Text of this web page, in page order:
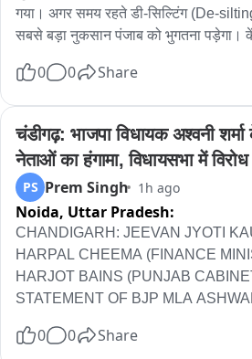
गया। अगर समय रहते डी-सिल्टिंग (De-
सबसे बड़ा नुकसान पंजाब को भुगतना पड़ेगा।
इस तरफ ठोस कदम उठाने चाहिए।
0 0 Share
चंडीगढ़: भाजपा विधायक अश्वनी
नेताओं का हंगामा, विधायसभा में
PS Prem Singh 1h ago
Noida, Uttar Pradesh:
CHANDIGARH: JEEVAN JYOTI
HARPAL CHEEMA (FINANCE
HARJOT BAINS (PUNJAB
STATEMENT OF BJP MLA
LEADERS IN VIDHANSABHA
0 0 Share